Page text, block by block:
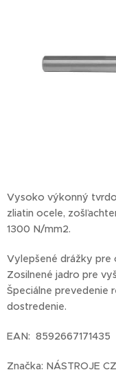
Vysoko výkonný
zliatin ocele,
1300 N/mm2.
Vylepšené drážky pre
Zosilnené jadro pre
Špeciálne prevedenie
dostredenie.
EAN: 8592667171435
Značka: NÁSTROJE CZ